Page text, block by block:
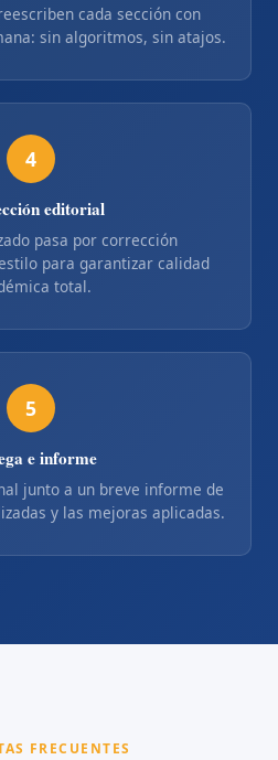
cada sección con
sin algoritmos, sin atajos.
4
editorial
pasa por corrección
para garantizar calidad
total.
5
e informe
junto a un breve informe de
y las mejoras aplicadas.
FRECUENTES